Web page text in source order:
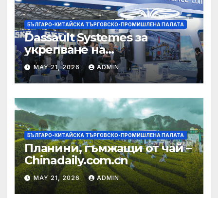
БЪЛГАРО-КИТАЙСКА ТЪРГОВСКО-ПРОМИШЛЕНА ПАЛАТА
Dassault Systemes за
укрепване на
изграждането на AI
екосистема в Китай
MAY 21, 2026 ADMIN
БЪЛГАРО-КИТАЙСКА ТЪРГОВСКО-ПРОМИШЛЕНА ПАЛАТА
Планини, гъмжащи от чай –
Chinadaily.com.cn
MAY 21, 2026 ADMIN